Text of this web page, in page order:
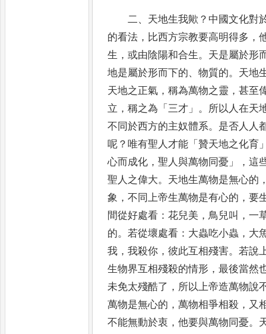
二、 天地生我歟 ？ 中國文化對
的看法 ， 比西方宗教要高明得多 ，
生 ，或由陰陽和合生。 天是屬於形
地是屬於形而下的、物質的。 天地
天地之正氣 ，稱為萬物之靈 ，甚至
立 ，稱之為 「三才 」。 所以人在天
不同於西方的主奴體系。 是否人人
呢 ？唯有聖人才能 「贊天地之化育
心而成化 ，聖人與萬物同憂 」 ，這
聖人之偉大。 天地生萬物是無心的
象 ，不同上帝生萬物是有心的 ，要
間從好處看 ：花兒美 ，鳥兒叫 ，一
的。若從壞處看 ： 大蟲吃小蟲 ， 大
我 ，我殺你 ，彼此互相殘害。若說
生物界互相殘殺的情形 ，最後當然
未免太殘酷了 ， 所以上帝造萬物說
萬物是無心的 ，萬物相爭相殺 ， 又
不能無動於衷 ，他要與萬物同憂。